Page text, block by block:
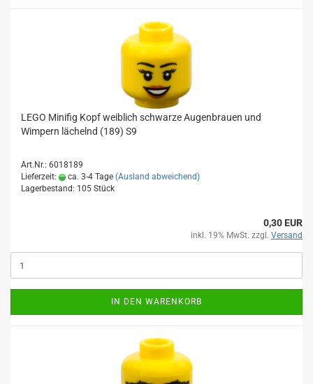
LEGO Minifig Kopf weiblich schwarze Augenbrauen und
Wimpern lächelnd (189) S9
Art.Nr.: 6018189
Lieferzeit:
ca. 3-4 Tage (Ausland abweichend)
Lagerbestand: 105 Stück
0,30 EUR
inkl. 19% MwSt. zzgl. Versand
IN DEN WARENKORB